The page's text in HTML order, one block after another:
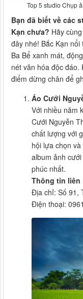
Top 5 studio Chụp
Bạn đã biết về các
Kạn chưa? Hãy
đây nhé! Bắc Kạn
Ba Bể xanh mát,
nét văn hóa độc đáo.
điểm dừng chân để
Áo Cưới
Với nhiều năm
Cưới Nguyễn
chất lượng với
hội lựa chọn
album ảnh
phúc nhất.
Thông tin liên
Địa chỉ: Số 91,
Điện thoại: